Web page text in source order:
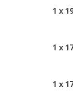
1 x
1 x
1 x